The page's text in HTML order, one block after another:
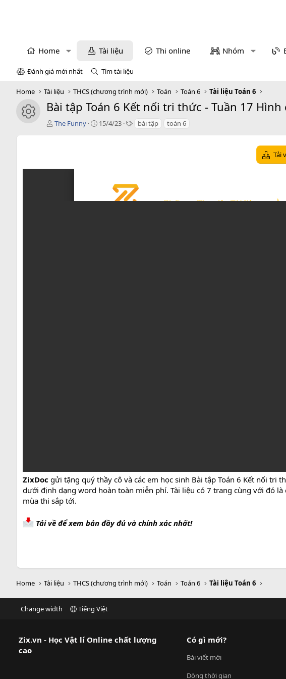
Home Tài liệu Thi online Nhóm
Đánh giá mới nhất Tìm tài liệu
Home Tài liệu THCS (chương trình mới) Toán Toán 6 Tài liệu Toán 6
icon tài liệu
Bài tập Toán 6 Kết nối tri thức - Tuần 17
T
ả
The Funny
C15/4/23
T bài tập toán 6
Tải
ZixDoc gửi tặng quý thầy cô và các em học sinh Bài tập Toán 6 Kết nối tri
dưới định dạng word hoàn toàn miễn phí. Tài liệu có 7 trang cùng với đó
mùa thi sắp tới.
Tải về để xem bản đầy đủ và chính xác nhất!
Home Tài liệu THCS (chương trình mới) Toán Toán 6 Tài liệu Toán 6
Change width Tiếng Việt
Zix.vn - Học Vật lí Online chất lượng
cao
Có gì mới?
Bài viết mới
Dòng thời gian